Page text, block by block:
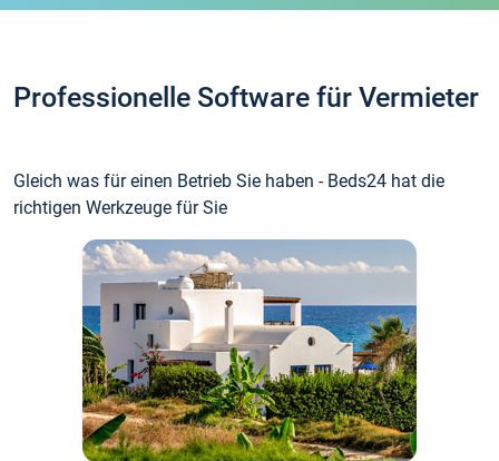
Professionelle Software für Vermieter
Gleich was für einen Betrieb Sie haben - Beds24 hat die
richtigen Werkzeuge für Sie